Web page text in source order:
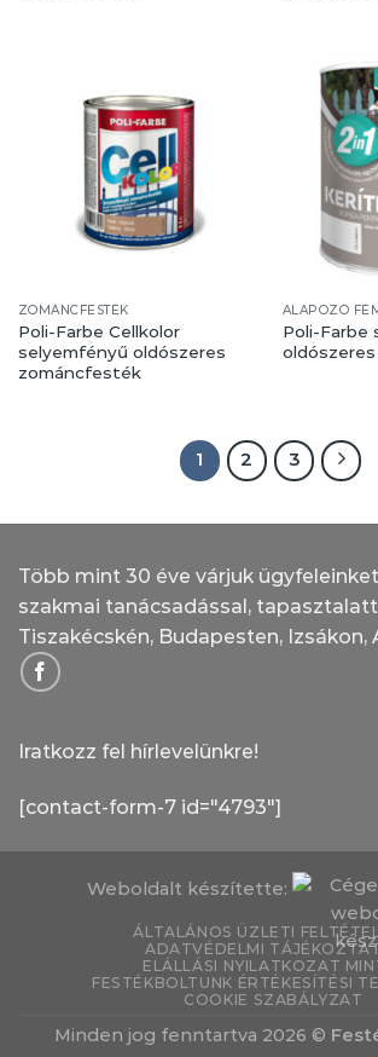
ZOMÁNCFESTÉK
Poli-Farbe Cellkolor
selyemfényű oldószeres
zománcfesték
ALAPOZÓ
Poli-Farbe
1 2 3
Több mint 30 éve várjuk
szakmai tanácsadással,
Tiszakécskén, Budapesten, Izsákon,
Iratkozz fel hírlevelünkre!
[contact-form-7 id="4793"]
Weboldalt készítette:
ÁLTALÁNOS ÜZLETI
ADATVÉDELMI
ELÁLLÁSI NYILATKOZAT
FESTÉKBOLTUNK ÉRTÉKESÍTÉSI
COOKIE SZABÁLYZAT
Minden jog fenntartva 2026 ©